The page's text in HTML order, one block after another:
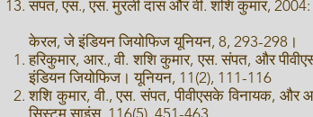
संपत, एस., एस. मुरली दास और वी. शशि कुमार, 2004:
केरल, जे इंडियन जियोफिज यूनियन, 8, 293-298।
हरिकुमार, आर., वी. शशि कुमार, एस. संपत, और
इंडियन जियोफिज। यूनियन, 11(2), 111-116
शशि कुमार, वी., एस. संपत, पीवीएसके विनायक, और
सिस्टम साइंस, 116(5), 451-463